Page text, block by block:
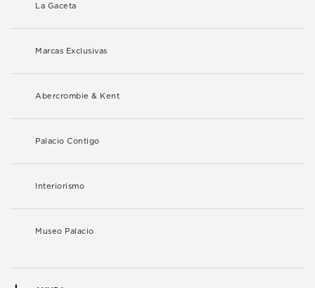
La Gaceta
Marcas Exclusivas
Abercrombie & Kent
Palacio Contigo
Interiorismo
Museo Palacio